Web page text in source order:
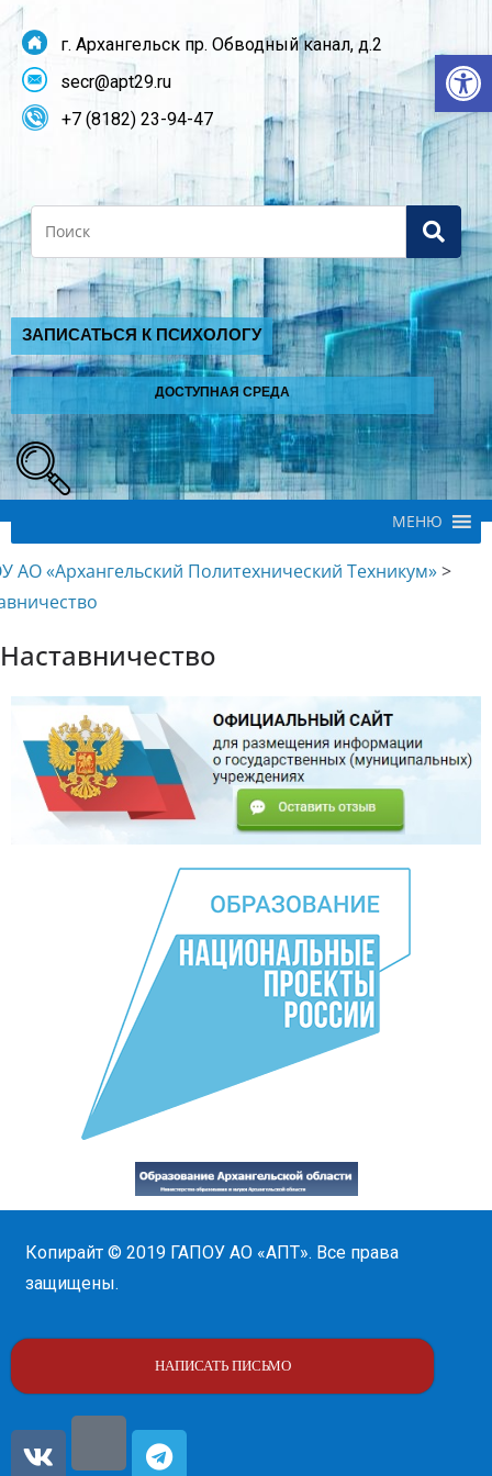
г. Архангельск пр. Обводный канал, д.2
secr@apt29.ru
+7 (8182) 23-94-47
Search
ЗАПИСАТЬСЯ К ПСИХОЛОГУ
ДОСТУПНАЯ СРЕДА
МЕНЮ
АО «Архангельский Политехнический Техникум»>
Наставничество
Копирайт © 2019 ГАПОУ АО «АПТ». Все права
защищены.
НАПИСАТЬ ПИСЬМО